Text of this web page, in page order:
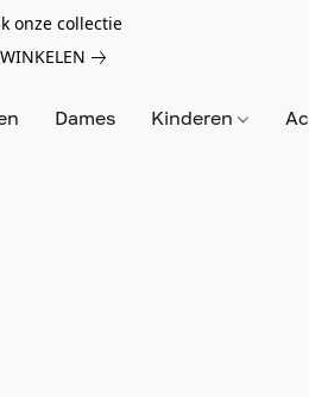
onze collectie
Dames Kinderen